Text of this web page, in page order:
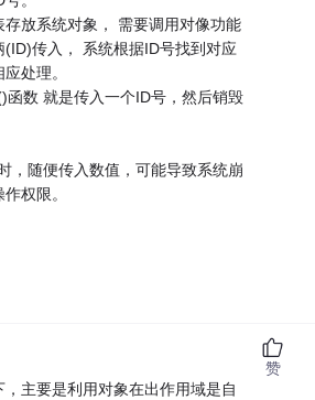
存放系统对象， 需要调用对像功能
(ID)传入， 系统根据ID号找到对应
处理。
函数 就是传入一个ID号，然后销毁
，随便传入数值，可能导致系统崩
权限。
，主要是利用对象在出作用域是自
赞